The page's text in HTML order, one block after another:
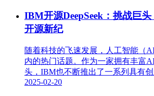
IBM开源DeepSeek：挑战巨
开源新纪
随着科技的飞速发展，人工智能（
内的热门话题。作为一家拥有丰富
头，IBM也不断推出了一系列具有
2025-02-20